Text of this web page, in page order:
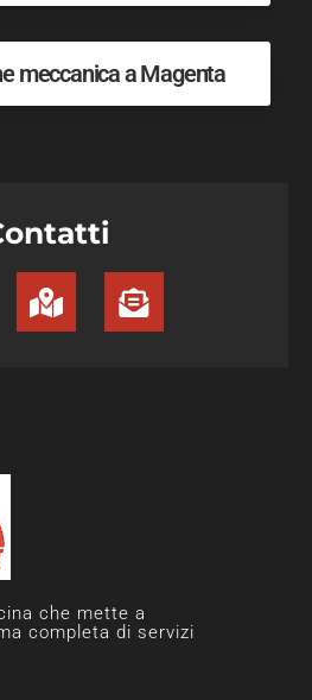
meccanica a Magenta
che mette a
completa di servizi